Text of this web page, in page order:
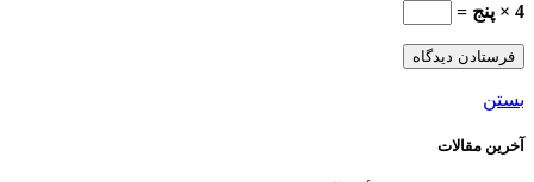
4 × پنج =
بستن
آخرین مقالات